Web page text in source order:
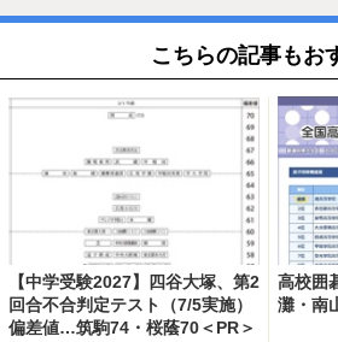
こちらの記事もお
【中学受験2027】四谷大塚、第2
回合不合判定テスト（7/5実施）
偏差値…筑駒74・桜蔭70＜PR＞
高校囲
灘・南